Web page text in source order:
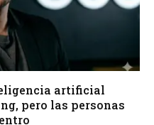
artificial
pero las personas